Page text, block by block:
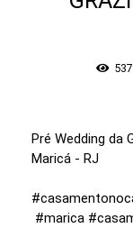
537
Pré Wedding da
Maricá - RJ
#marica